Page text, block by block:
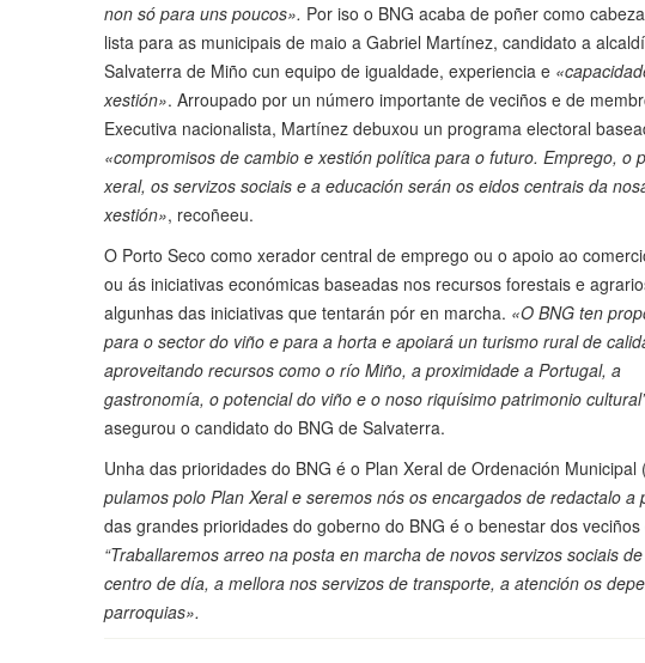
non só para uns poucos». Por iso o BNG acaba de poñer como
lista para as municipais de maio a Gabriel Martínez, candidato a
Salvaterra de Miño cun equipo de igualdade, experiencia e
xestión». Arroupado por un número importante de veciños e de
Executiva nacionalista, Martínez debuxou un programa electoral
«compromisos de cambio e xestión política para o futuro. Emprego, o
xeral, os servizos sociais e a educación serán os eidos centrais da
xestión», recoñeeu.
O Porto Seco como xerador central de emprego ou o apoio ao
ou ás iniciativas económicas baseadas nos recursos forestais e
algunhas das iniciativas que tentarán pór en marcha. «O BNG ten
para o sector do viño e para a horta e apoiará un turismo rural de
aproveitando recursos como o río Miño, a proximidade a Portugal, a
gastronomía, o potencial do viño e o noso riquísimo patrimonio
asegurou o candidato do BNG de Salvaterra.
Unha das prioridades do BNG é o Plan Xeral de Ordenación
pulamos polo Plan Xeral e seremos nós os encargados de redactalo a
das grandes prioridades do goberno do BNG é o benestar dos
“Traballaremos arreo na posta en marcha de novos servizos sociais
centro de día, a mellora nos servizos de transporte, a atención os
parroquias».